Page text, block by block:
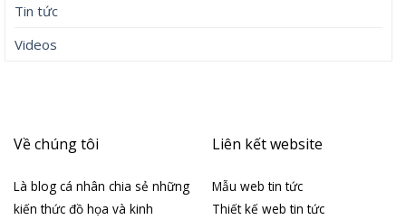
Tin tức
Videos
Về chúng tôi
Là blog cá nhân chia sẻ những
kiến thức đồ họa và kinh
Liên kết website
Mẫu web tin tức
Thiết kế web tin tức